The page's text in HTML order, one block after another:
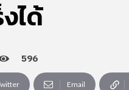
ได้
596
Email